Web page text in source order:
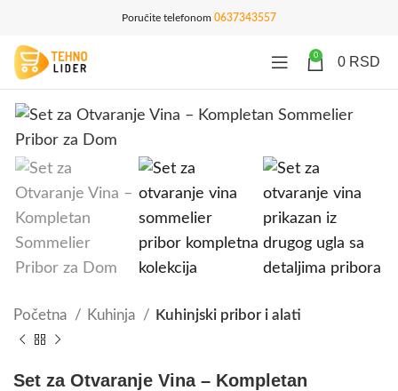
Poručite telefonom 0637343557
0 0 RSD
Početna Kuhinja Kuhinjski pribor i alati
Set za Otvaranje Vina – Kompletan